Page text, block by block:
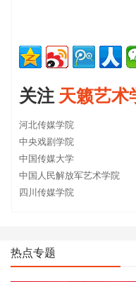
关注 天籁艺术
河北传媒学院
中央戏剧学院
中国传媒大学
中国人民解放军艺术学院
四川传媒学院
热点专题